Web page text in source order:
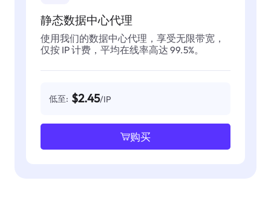
静态数据中心代理
使用我们的数据中心代理，享受无限带宽，
仅按 IP 计费，平均在线率高达 99.5%。
低至: $2.45/IP
购买